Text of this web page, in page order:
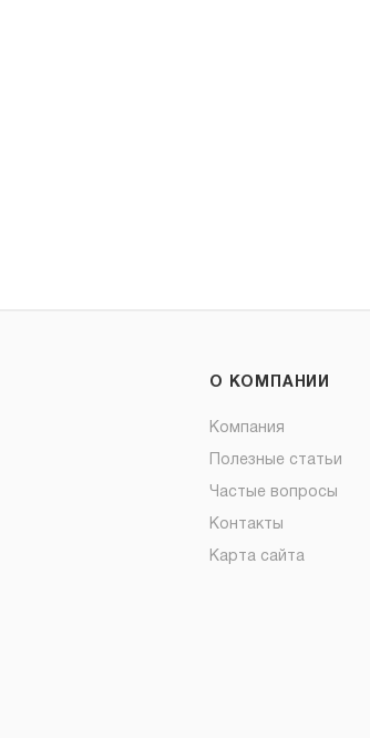
О КОМПАНИИ
Компания
Полезные статьи
Частые вопросы
Контакты
Карта сайта